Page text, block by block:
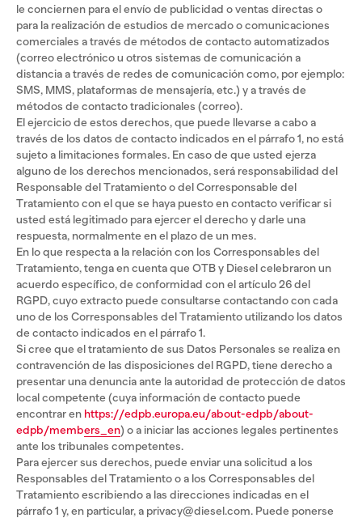
le conciernen para el envío de publicidad o ventas directas o
para la realización de estudios de mercado o comunicaciones
comerciales a través de métodos de contacto automatizados
(correo electrónico u otros sistemas de comunicación a
distancia a través de redes de comunicación como, por ejemplo:
SMS, MMS, plataformas de mensajería, etc.) y a través de
métodos de contacto tradicionales (correo).
El ejercicio de estos derechos, que puede llevarse a cabo a
través de los datos de contacto indicados en el párrafo 1, no está
sujeto a limitaciones formales. En caso de que usted ejerza
alguno de los derechos mencionados, será responsabilidad del
Responsable del Tratamiento o del Corresponsable del
Tratamiento con el que se haya puesto en contacto verificar si
usted está legitimado para ejercer el derecho y darle una
respuesta, normalmente en el plazo de un mes.
En lo que respecta a la relación con los Corresponsables del
Tratamiento, tenga en cuenta que OTB y Diesel celebraron un
acuerdo específico, de conformidad con el artículo 26 del
RGPD, cuyo extracto puede consultarse contactando con cada
uno de los Corresponsables del Tratamiento utilizando los datos
de contacto indicados en el párrafo 1.
Si cree que el tratamiento de sus Datos Personales se realiza en
contravención de las disposiciones del RGPD, tiene derecho a
presentar una denuncia ante la autoridad de protección de datos
local competente (cuya información de contacto puede
encontrar en https://edpb.europa.eu/about-edpb/about-
edpb/members_en) o a iniciar las acciones legales pertinentes
ante los tribunales competentes.
Para ejercer sus derechos, puede enviar una solicitud a los
Responsables del Tratamiento o a los Corresponsables del
Tratamiento escribiendo a las direcciones indicadas en el
párrafo 1 y, en particular, a privacy@diesel.com. Puede ponerse